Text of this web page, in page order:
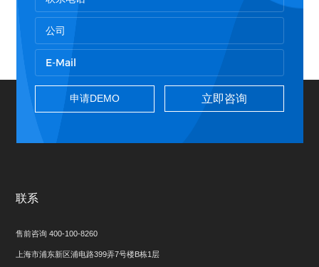
立即咨询
联系
售前咨询 400-100-8260
上海市浦东新区浦电路399弄7号楼B栋1层